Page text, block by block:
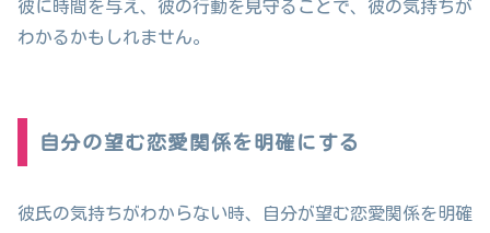
彼に時間を与え、彼の行動を見守ることで、彼の気持ちが
わかるかもしれません。
自分の望む恋愛関係を明確にする
彼氏の気持ちがわからない時、自分が望む恋愛関係を明確